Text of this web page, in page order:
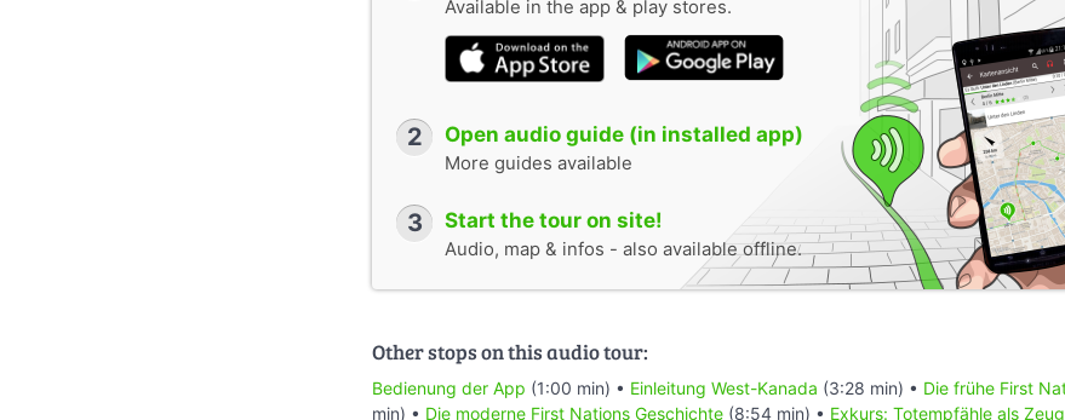
Available in the app & play stores.
2 Open audio guide (in installed app)
More guides available
3 Start the tour on site!
Audio, map & infos - also available offline.
Other stops on this audio tour:
Bedienung der App (1:00 min) • Einleitung West-Kanada (3:28 min) • Die frühe First
min) • Die moderne First Nations Geschichte (8:54 min) • Exkurs: Totempfähle als